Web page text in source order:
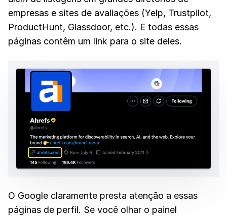
empresas e sites de avaliações (Yelp, Trustpilot,
ProductHunt, Glassdoor, etc.). E todas essas
páginas contêm um link para o site deles.
O Google claramente presta atenção a essas
páginas de perfil. Se você olhar o painel